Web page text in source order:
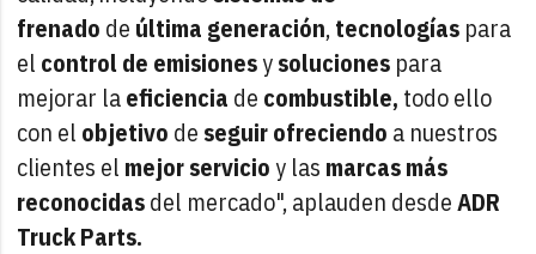
frenado de última generación,tecnologías para
el control de emisionesysoluciones para
mejorar laeficiencia de combustible, todo ello
con el objetivo de seguir ofreciendo a nuestros
clientes el mejorservicioy las marcasmás
reconocidasdel mercado", aplauden desdeADR
Truck Parts.